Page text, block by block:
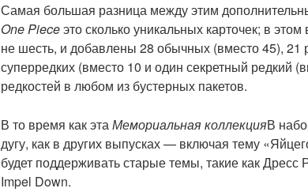
Самая большая разница между этим
One Pieceэто сколько уникальных карточек; в
не шесть, и добавлены 28 обычных (вместо 45), 21
суперредких (вместо 10 и один секретный редкий
редкостей в любом из бустерных пакетов.
В то время как этаМемориальная коллекцияВ
дугу, как в других выпусках⁠ — включая тему
будет поддерживать старые темы, такие как Дресс
Impel Down.